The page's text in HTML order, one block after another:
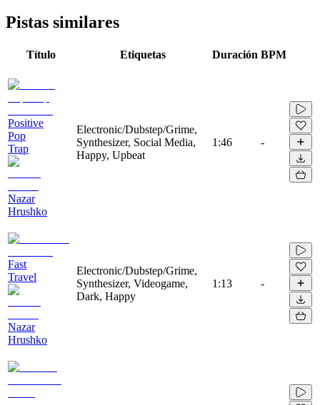
Pistas similares
Título Etiquetas Duración BPM
Positive
Pop
Trap
Nazar
Hrushko
Electronic/Dubstep/Grime,
Synthesizer, Social Media,
Happy, Upbeat
1:46 -
Fast
Travel
Nazar
Hrushko
Electronic/Dubstep/Grime,
Synthesizer, Videogame,
Dark, Happy
1:13 -